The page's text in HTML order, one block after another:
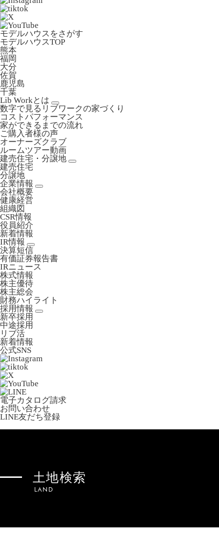
モデルハウスをさがす
モデルハウスTOP
熊本
福岡
大分
佐賀
鹿児島
千葉
Lib Workとは
数字で見るリブワークの家づくり
コストパフォーマンス
家ができるまでの流れ
ご購入者様の声
オーナーズクラブ
ルームツアー動画
建売住宅・分譲地
建売住宅
分譲地
企業情報
会社概要
健康経営
組織図
CSR情報
役員紹介
新着情報
IR情報
決算短信
有価証券報告書
IRニュース
株式情報
株主優待
株主総会
財務ハイライト
採用情報
新卒採用
中途採用
リブ活
新着情報
公式SNS
電子カタログ請求
お問い合わせ
LINE友だち登録
土地検索
LAND